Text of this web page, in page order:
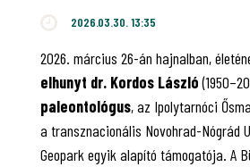
2026.03.30. 13:35
2026. március 26-án hajnalban,
elhunyt dr. Kordos László
paleontológus, az Ipolytarnóci
a transznacionális Novohrad-Nógrád
Geopark egyik alapító támogatója. A